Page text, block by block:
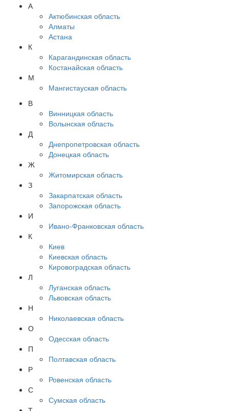
А
Актюбинская область
Алматы
Астана
К
Карагандинская область
Костанайская область
М
Мангистауская область
В
Винницкая область
Волынская область
Д
Днепропетровская область
Донецкая область
Ж
Житомирская область
З
Закарпатская область
Запорожская область
И
Ивано-Франковская область
К
Киев
Киевская область
Кировоградская область
Л
Луганская область
Львовская область
Н
Николаевская область
О
Одесская область
П
Полтавская область
Р
Ровенская область
С
Сумская область